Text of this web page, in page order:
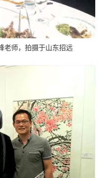
老师，拍摄于山东招远